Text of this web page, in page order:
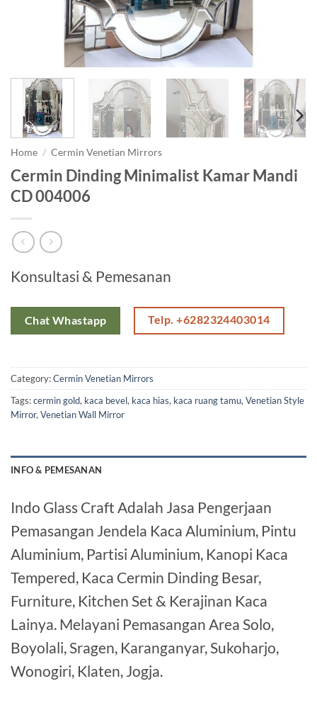
Home / Cermin Venetian Mirrors
Cermin Dinding Minimalist Kamar Mandi
CD 004006
Konsultasi & Pemesanan
Chat Whastapp Telp. +6282324403014
Category:Cermin Venetian Mirrors
Tags:cermin gold, kaca bevel, kaca hias, kaca ruang tamu, Venetian Style
Mirror, Venetian Wall Mirror
INFO & PEMESANAN
Indo Glass Craft Adalah Jasa Pengerjaan
Pemasangan Jendela Kaca Aluminium, Pintu
Aluminium, Partisi Aluminium, Kanopi Kaca
Tempered, Kaca Cermin Dinding Besar,
Furniture, Kitchen Set & Kerajinan Kaca
Lainya. Melayani Pemasangan Area Solo,
Boyolali, Sragen, Karanganyar, Sukoharjo,
Wonogiri, Klaten, Jogja.